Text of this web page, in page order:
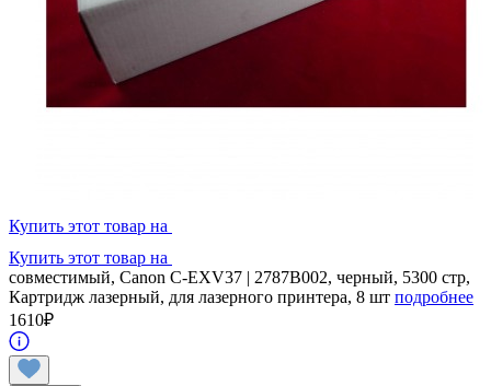
Купить этот товар на
Купить этот товар на
совместимый, Canon C-EXV37 | 2787B002, черный, 5300 стр,
Картридж лазерный, для лазерного принтера, 8 шт подробнее
1610₽